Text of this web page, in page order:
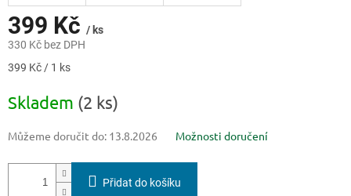
399 Kč / ks
330 Kč bez DPH
Měrná
399 Kč / 1 ks
Skladem (2 ks)
Můžeme doručit do: 13.8.2026 Možnosti doručení
Přidat do košíku